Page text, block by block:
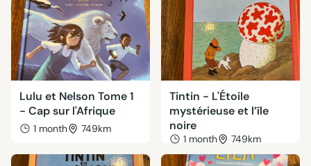
Lulu et Nelson Tome 1
- Cap sur l'Afrique
1 month 749km
Tintin - L'Étoile
mystérieuse et l’île
noire
1 month 749km